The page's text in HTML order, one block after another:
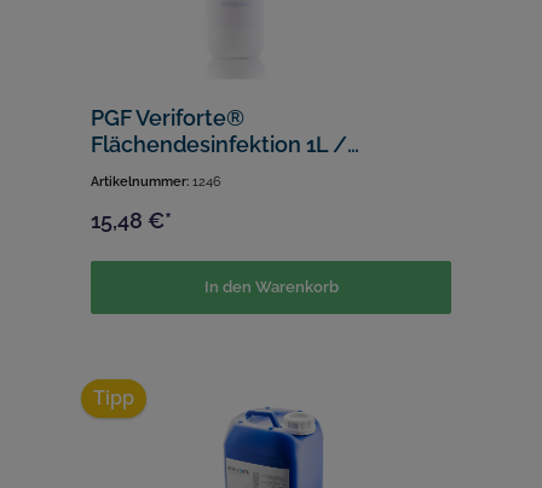
PGF Veriforte®
Flächendesinfektion 1L /
gebrauchsfertig
Artikelnummer: 1246
15,48 €*
In den Warenkorb
Tipp